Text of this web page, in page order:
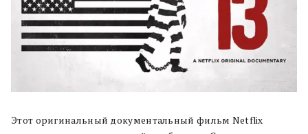
Этот оригинальный документальный фильм Netflix